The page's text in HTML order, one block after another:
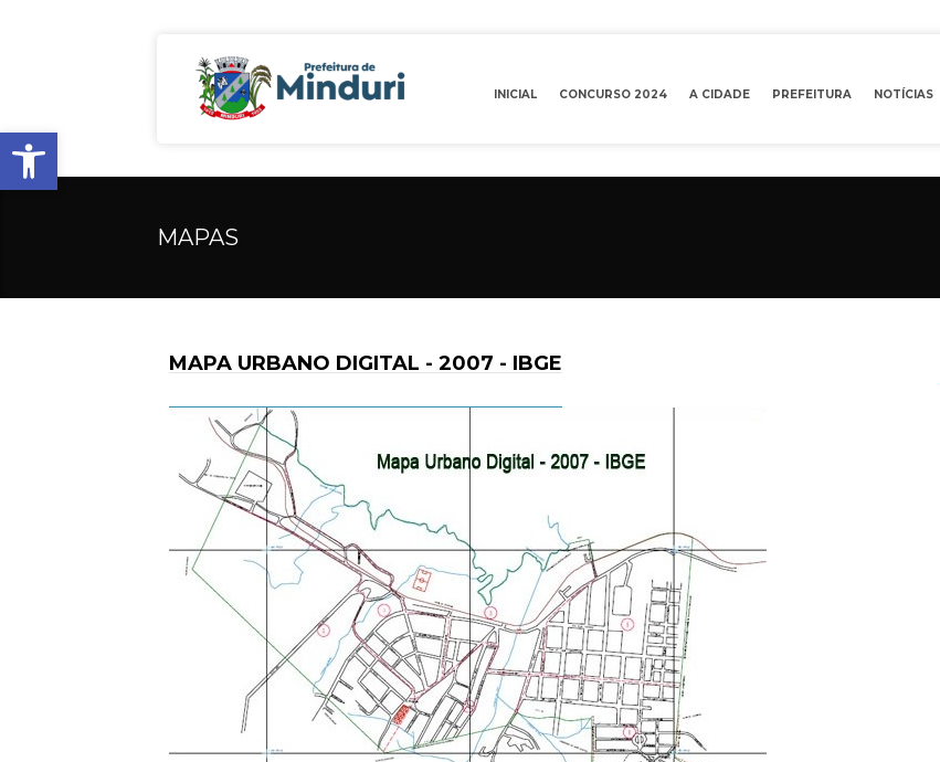
Open toolbar
INICIAL CONCURSO 2024 A CIDADE PREFEITURA NOTÍCIAS
MAPAS
MAPA URBANO DIGITAL - 2007 - IBGE